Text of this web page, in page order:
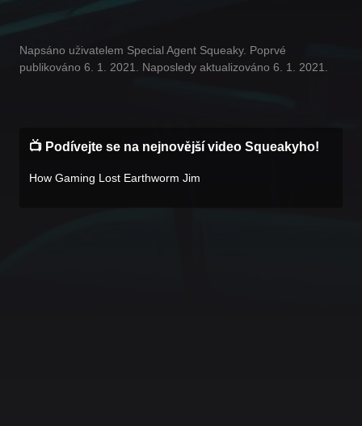
Napsáno uživatelem Special Agent Squeaky. Poprvé
publikováno 6. 1. 2021. Naposledy aktualizováno 6. 1. 2021.
📺 Podívejte se na nejnovější video Squeakyho!
How Gaming Lost Earthworm Jim